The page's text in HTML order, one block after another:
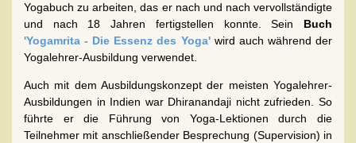
Yogabuch zu arbeiten, das er nach und nach vervollständigte
und nach 18 Jahren fertigstellen konnte. Sein Buch
'Yogamrita - Die Essenz des Yoga'wird auch während der
Yogalehrer-Ausbildung verwendet.
Auch mit dem Ausbildungskonzept der meisten Yogalehrer-
Ausbildungen in Indien war Dhiranandaji nicht zufrieden. So
führte er die Führung von Yoga-Lektionen durch die
Teilnehmer mit anschließender Besprechung (Supervision) in